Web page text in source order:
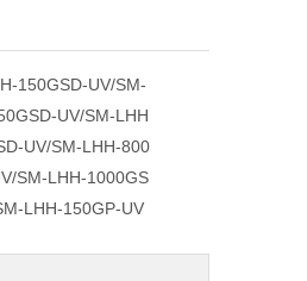
150GSD-UV/SM-
UV/SM-LHH
UV/SM-LHH-800
SM-LHH-1000GS
LHH-150GP-UV